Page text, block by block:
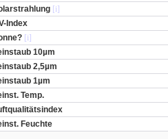
[i]
Index
[i]
10µm
2,5µm
1µm
Temp.
Feuchte